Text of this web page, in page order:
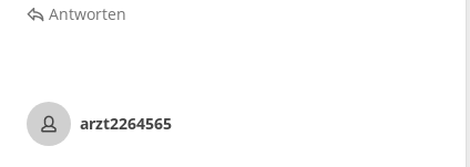
Antworten
arzt2264565